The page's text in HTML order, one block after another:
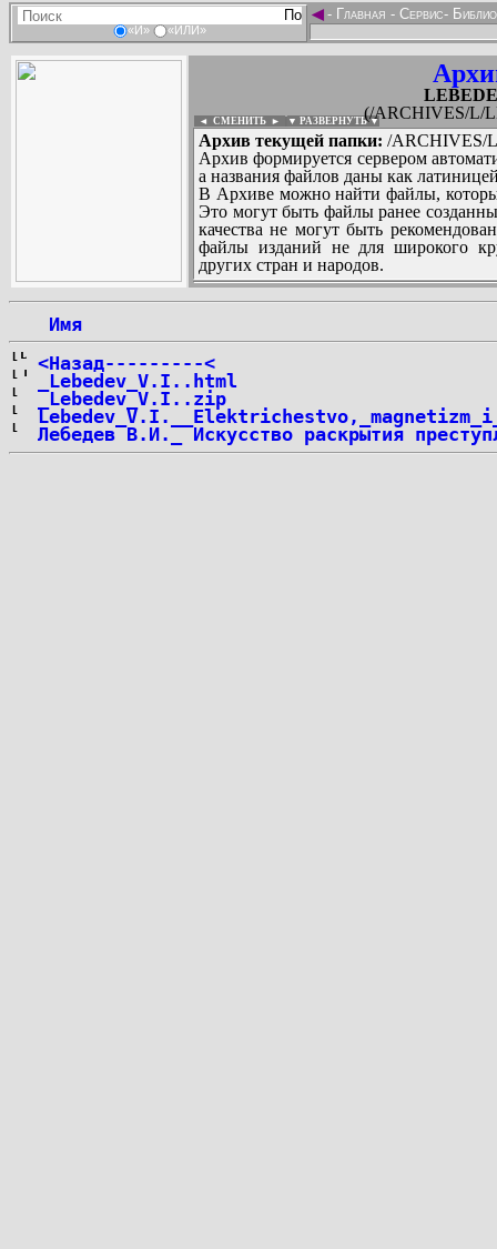
«И» «ИЛИ»
◄- Главная - Сервис-
(/ARCHIVES/L/
◄ СМЕНИТЬ ► ▼ РАЗВЕРНУТЬ ▼
Архив текущей папки: /ARCHIVES/
Архив формируется сервером
а названия файлов даны как
В Архиве можно найти файлы,
Это могут быть файлы ранее
качества не могут быть
файлы изданий не для широкого
других стран и народов.
Имя
<Назад---------<
_Lebedev_V.I..html
_Lebedev_V.I..zip
Лебедев В.И._ Искусство раскрытия